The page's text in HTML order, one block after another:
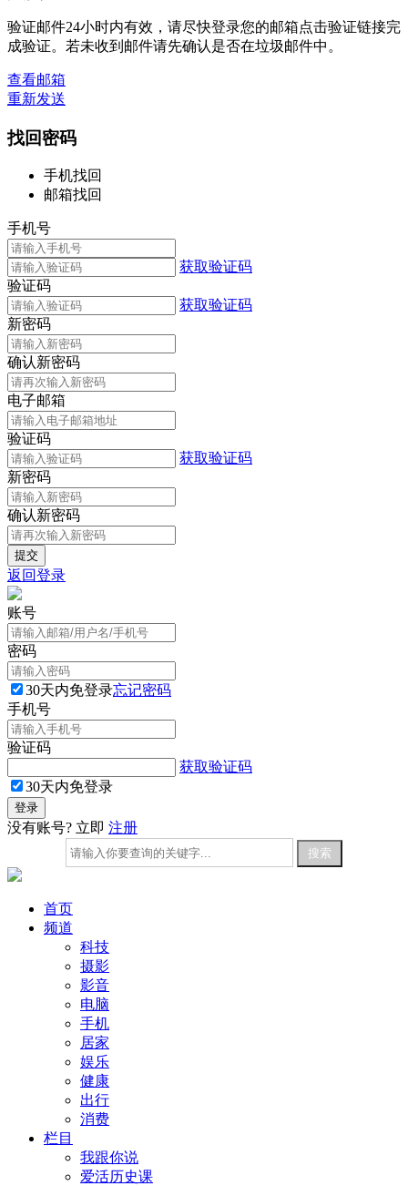
验证邮件24小时内有效，请尽快登录您的邮箱点击验证链接完
成验证。若未收到邮件请先确认是否在垃圾邮件中。
查看邮箱
重新发送
找回密码
手机找回
邮箱找回
手机号
获取验证码
验证码
获取验证码
新密码
确认新密码
电子邮箱
验证码
获取验证码
新密码
确认新密码
返回登录
账号
密码
30天内免登录忘记密码
手机号
验证码
获取验证码
30天内免登录
没有账号? 立即 注册
首页
频道
科技
摄影
影音
电脑
手机
居家
娱乐
健康
出行
消费
栏目
我跟你说
爱活历史课